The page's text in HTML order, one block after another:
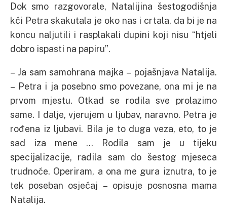
Dok smo razgovorale, Natalijina šestogodišnja
kći Petra skakutala je oko nas i crtala, da bi je na
koncu naljutili i rasplakali dupini koji nisu “htjeli
dobro ispasti na papiru”.
– Ja sam samohrana majka – pojašnjava Natalija.
– Petra i ja posebno smo povezane, ona mi je na
prvom mjestu. Otkad se rodila sve prolazimo
same. I dalje, vjerujem u ljubav, naravno. Petra je
rođena iz ljubavi. Bila je to duga veza, eto, to je
sad iza mene … Rodila sam je u tijeku
specijalizacije, radila sam do šestog mjeseca
trudnoće. Operiram, a ona me gura iznutra, to je
tek poseban osjećaj – opisuje posnosna mama
Natalija.